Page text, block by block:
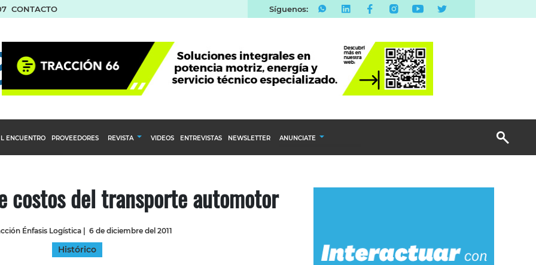
CONTACTO Síguenos:
ENCUENTRO PROVEEDORES REVISTA VIDEOS ENTREVISTAS NEWSLETTER ANUNCIATE
Email Marketing
costos del transporte automotor
Énfasis Logística 6 de diciembre del 2011
Histórico